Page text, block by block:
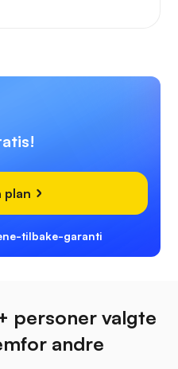
plan
tilbake-garanti
personer valgte
andre